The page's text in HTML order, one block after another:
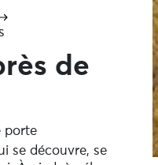
de
porte
se découvre, se